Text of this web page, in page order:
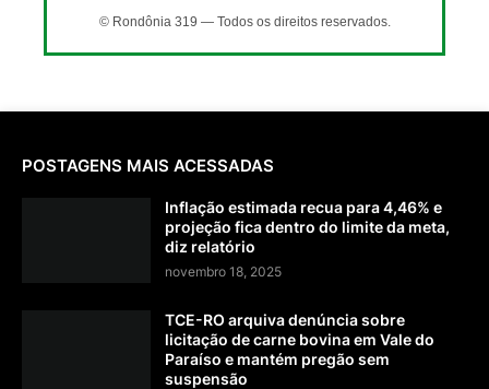
© Rondônia 319 — Todos os direitos reservados.
POSTAGENS MAIS ACESSADAS
Inflação estimada recua para 4,46% e
projeção fica dentro do limite da meta,
diz relatório
novembro 18, 2025
TCE-RO arquiva denúncia sobre
licitação de carne bovina em Vale do
Paraíso e mantém pregão sem
suspensão